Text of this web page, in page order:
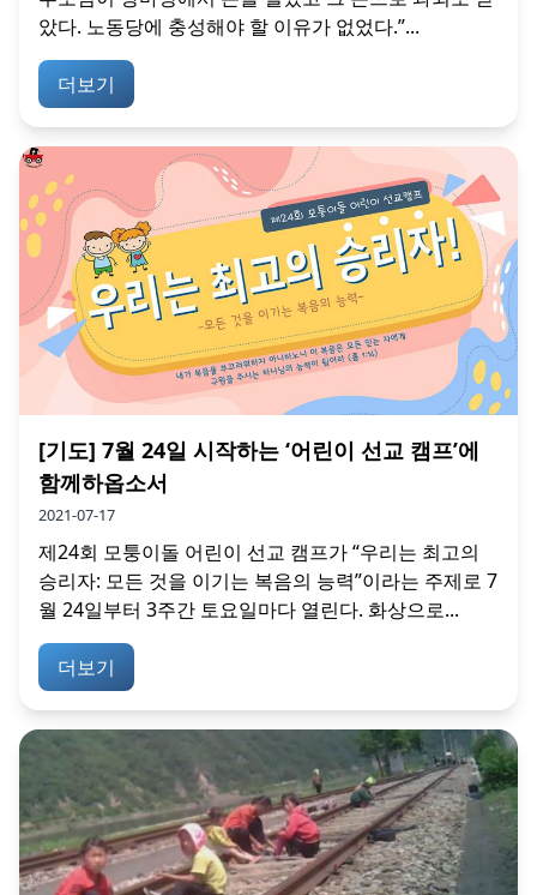
았다. 노동당에 충성해야 할 이유가 없었다.”...
더보기
[기도] 7월 24일 시작하는 ‘어린이 선교 캠프’에
함께하옵소서
2021-07-17
제24회 모퉁이돌 어린이 선교 캠프가 “우리는 최고의
승리자: 모든 것을 이기는 복음의 능력”이라는 주제로 7
월 24일부터 3주간 토요일마다 열린다. 화상으로...
더보기